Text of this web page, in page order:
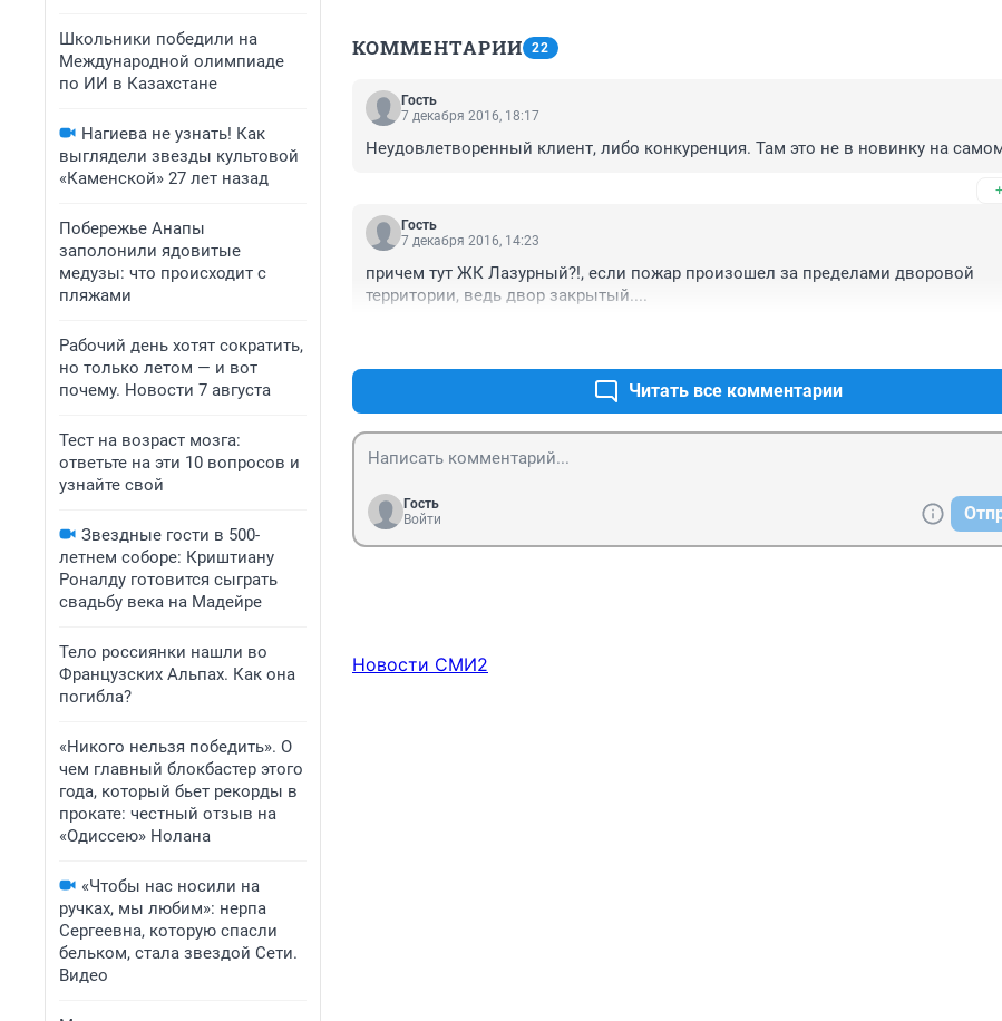
Школьники победили на
Международной олимпиаде
по ИИ в Казахстане
Нагиева не узнать! Как
выглядели звезды культовой
«Каменской» 27 лет назад
Побережье Анапы
заполонили ядовитые
медузы: что происходит с
пляжами
Рабочий день хотят сократить,
но только летом — и вот
почему. Новости 7 августа
Тест на возраст мозга:
ответьте на эти 10 вопросов и
узнайте свой
Звездные гости в 500-
летнем соборе: Криштиану
Роналду готовится сыграть
свадьбу века на Мадейре
Тело россиянки нашли во
Французских Альпах. Как она
погибла?
«Никого нельзя победить». О
чем главный блокбастер этого
года, который бьет рекорды в
прокате: честный отзыв на
«Одиссею» Нолана
«Чтобы нас носили на
ручках, мы любим»: нерпа
Сергеевна, которую спасли
бельком, стала звездой Сети.
Видео
КОММЕНТАРИИ 22
Гость
7 декабря 2016, 18:17
Неудовлетворенный клиент, либо конкуренция. Там это не в новинку на
Гость
7 декабря 2016, 14:23
причем тут ЖК Лазурный?!, если пожар произошел за пределами дворовой
территории, ведь двор закрытый....
Читать все комментарии
Гость
Войти
Новости СМИ2